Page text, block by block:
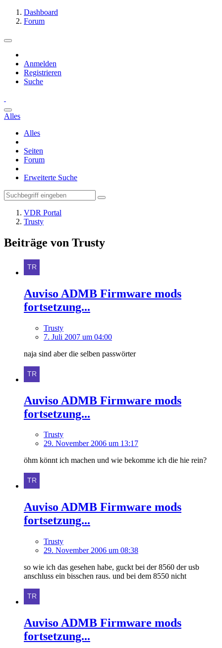
Dashboard
Forum
Anmelden
Registrieren
Suche
Alles
Alles
Seiten
Forum
Erweiterte Suche
VDR Portal
Trusty
Beiträge von Trusty
Auviso ADMB Firmware mods
fortsetzung...
Trusty
7. Juli 2007 um 04:00
naja sind aber die selben passwörter
Auviso ADMB Firmware mods
fortsetzung...
Trusty
29. November 2006 um 13:17
öhm könnt ich machen und wie bekomme ich die hie rein?
Auviso ADMB Firmware mods
fortsetzung...
Trusty
29. November 2006 um 08:38
so wie ich das gesehen habe, guckt bei der 8560 der usb
anschluss ein bisschen raus. und bei dem 8550 nicht
Auviso ADMB Firmware mods
fortsetzung...